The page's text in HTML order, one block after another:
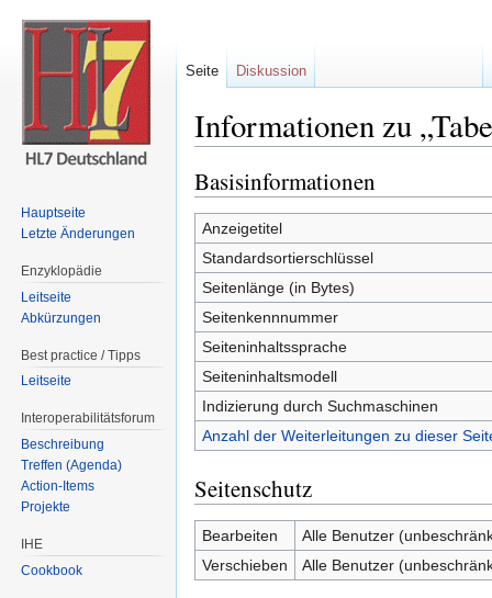
Informationen zu
Basisinformationen
Anzeigetitel
Standardsortierschlüssel
Seitenlänge (in Bytes)
Seitenkennnummer
Seiteninhaltssprache
Seiteninhaltsmodell
Indizierung durch Suchmaschinen
Anzahl der Weiterleitungen zu dieser
Seitenschutz
Bearbeiten
Alle Benutzer
Verschieben
Alle Benutzer
Seite Diskussion
Hauptseite
Letzte Änderungen
Enzyklopädie
Leitseite
Abkürzungen
Best practice / Tipps
Leitseite
Interoperabilitätsforum
Beschreibung
Treffen (Agenda)
Action-Items
Projekte
IHE
Cookbook